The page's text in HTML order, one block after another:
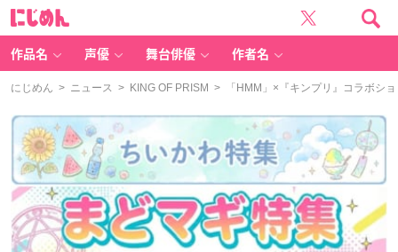
作品名 声優 舞台俳優 作者名
にじめん > ニュース > KING OF PRISM > 「HMM」×『キンプリ』コラボシ